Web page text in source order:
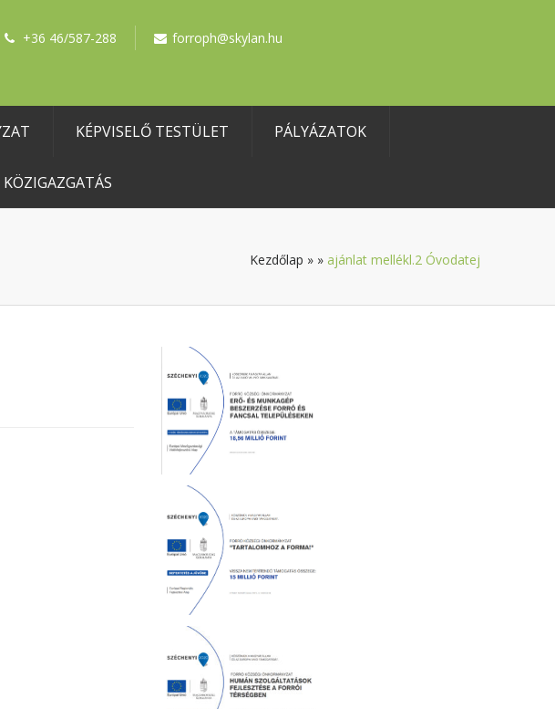
+36 46/587-288 forroph@skylan.hu
KÉPVISELŐ TESTÜLET PÁLYÁZATOK
KÖZIGAZGATÁS
Kezdőlap » » ajánlat mellékl.2 Óvodatej